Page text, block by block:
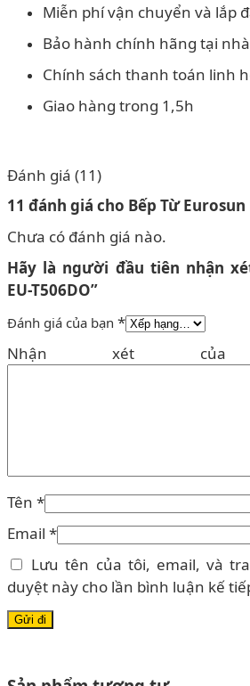
Miễn phí vận chuyển và lắp
Bảo hành chính hãng tại nhà
Chính sách thanh toán linh
Giao hàng trong 1,5h
Đánh giá (11)
11 đánh giá cho Bếp Từ Eurosun
Chưa có đánh giá nào.
Hãy là người đầu tiên nhận
EU-T506DO”
Đánh giá của bạn *
Nhận xét
Tên *
Email *
Lưu tên của tôi, email, và
duyệt này cho lần bình luận kế